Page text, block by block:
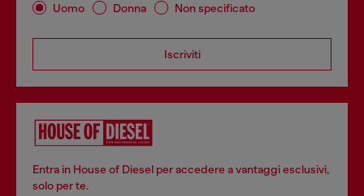
Uomo Donna Non specificato
Iscriviti
Entra in House of Diesel per accedere a vantaggi esclusivi,
solo per te.